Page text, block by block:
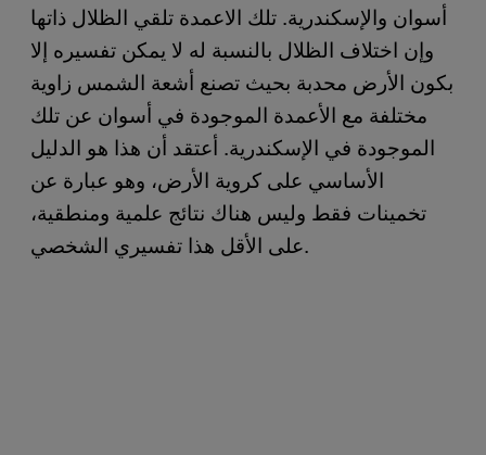
أسوان والإسكندرية. تلك الاعمدة تلقي الظلال ذاتها
وإن اختلاف الظلال بالنسبة له لا يمكن تفسيره إلا
بكون الأرض محدبة بحيث تصنع أشعة الشمس زاوية
مختلفة مع الأعمدة الموجودة في أسوان عن تلك
الموجودة في الإسكندرية. أعتقد أن هذا هو الدليل
الأساسي على كروية الأرض، وهو عبارة عن
تخمينات فقط وليس هناك نتائج علمية ومنطقية،
على الأقل هذا تفسيري الشخصي.